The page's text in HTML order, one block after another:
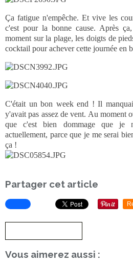
Ça fatigue n'empêche. Et vive les
c'est pour la bonne cause. Après
moment sur la plage, les doigts de
cocktail pour achever cette journée en
C'était un bon week end ! Il
y'avait pas assez de vent. Au moment
que c'est bien dommage que je
actuellement, parce que je me serai
ça !
Partager cet article
Vous aimerez aussi :